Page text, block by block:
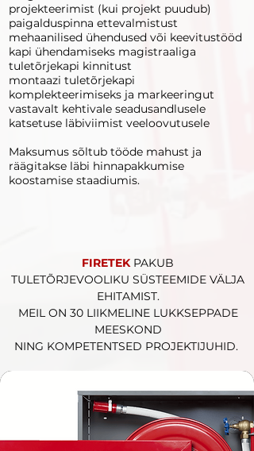
projekteerimist (kui projekt puudub)
paigalduspinna ettevalmistust
mehaanilised ühendused või keevitustööd
kapi ühendamiseks magistraaliga
tuletõrjekapi kinnitust
montaazi tuletõrjekapi
komplekteerimiseks ja markeeringut
vastavalt kehtivale seadusandlusele
katsetuse läbiviimist veeloovutusele
Maksumus sõltub tööde mahust ja
räägitakse läbi hinnapakkumise
koostamise staadiumis.
FIRETEKPAKUB
TULETÕRJEVOOLIKU SÜSTEEMIDE VÄLJA
EHITAMIST.
MEIL ON 30 LIIKMELINE LUKKSEPPADE
MEESKOND
NING KOMPETENTSED PROJEKTIJUHID.